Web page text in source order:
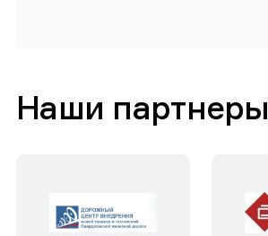
Наши партнеры